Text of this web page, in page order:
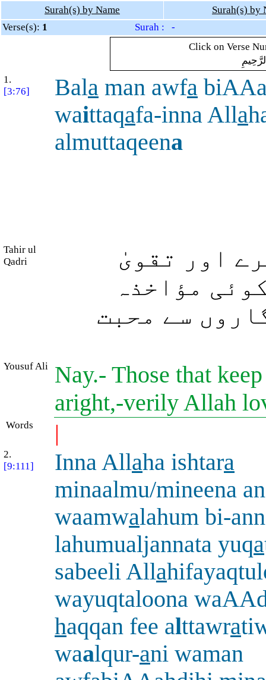
Surah(s) by Name
Surah(s) by
Verse(s): 1
Surah : -
Click on Verse
1.
[3:76]
Bala man awfa
waittaqafa-inna Alla
almuttaqeena
Tahir ul
Qadri
اور تقویٰ
مؤاخذہ
سے محبت
Yousuf Ali
Nay.- Those that
aright,-verily Allah
Words |
2.
[9:111]
Inna Allaha ishtara
minaalmu/mineena
waamwalahum bi-
lahumualjannata yuqa
sabeeli Alla
wayuqtaloona
haqqan fee alttawra
waalqur-ani waman